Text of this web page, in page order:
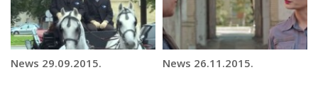
News 29.09.2015. News 26.11.2015.